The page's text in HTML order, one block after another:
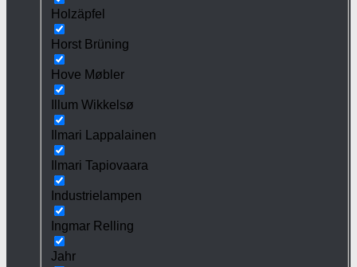
Holzäpfel
Horst Brüning
Hove Møbler
Illum Wikkelsø
Ilmari Lappalainen
Ilmari Tapiovaara
Industrielampen
Ingmar Relling
Jahr